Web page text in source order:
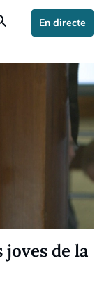
En directe
joves de la